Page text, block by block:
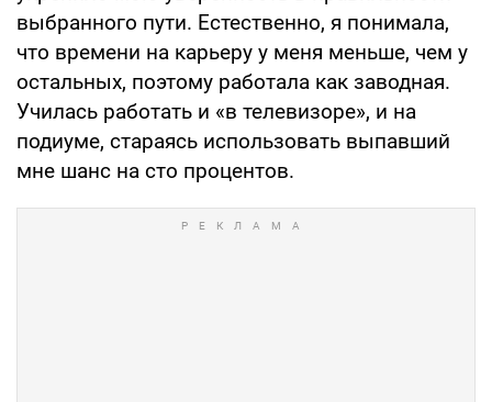
выбранного пути. Естественно, я понимала,
что времени на карьеру у меня меньше, чем у
остальных, поэтому работала как заводная.
Училась работать и «в телевизоре», и на
подиуме, стараясь использовать выпавший
мне шанс на сто процентов.